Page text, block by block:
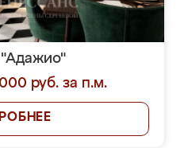
"Адажио"
руб. за п.м.